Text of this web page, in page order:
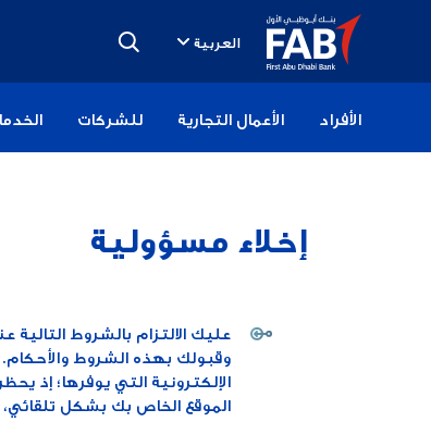
العربية
الأفراد الأعمال التجارية للشركات
إخلاء مسؤولية
عليك الالتزام بالشروط
وقبولك بهذه الشروط
الإلكترونية التي يوفرها؛ إذ
الموقع الخاص بك بشكل